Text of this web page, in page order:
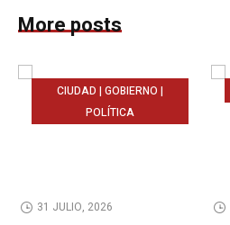
More posts
CIUDAD | GOBIERNO |
POLÍTICA
31 JULIO, 2026